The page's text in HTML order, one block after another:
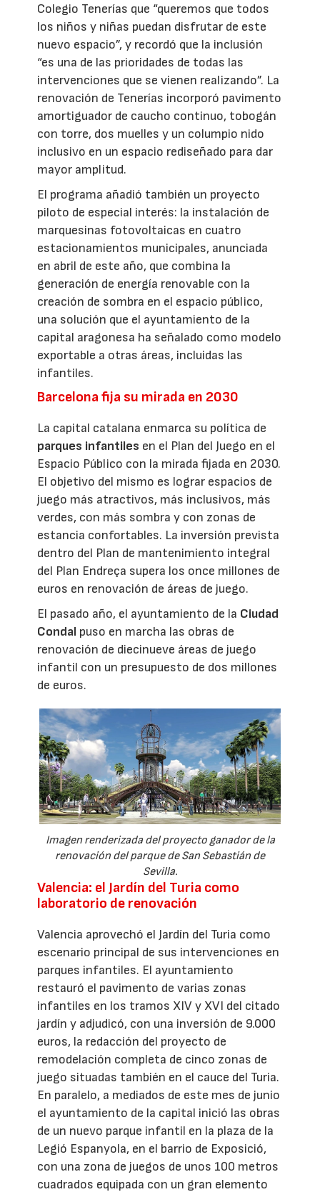
Colegio Tenerías que “queremos que todos
los niños y niñas puedan disfrutar de este
nuevo espacio”, y recordó que la inclusión
“es una de las prioridades de todas las
intervenciones que se vienen realizando”. La
renovación de Tenerías incorporó pavimento
amortiguador de caucho continuo, tobogán
con torre, dos muelles y un columpio nido
inclusivo en un espacio rediseñado para dar
mayor amplitud.
El programa añadió también un proyecto
piloto de especial interés: la instalación de
marquesinas fotovoltaicas en cuatro
estacionamientos municipales, anunciada
en abril de este año, que combina la
generación de energía renovable con la
creación de sombra en el espacio público,
una solución que el ayuntamiento de la
capital aragonesa ha señalado como modelo
exportable a otras áreas, incluidas las
infantiles.
Barcelona fija su mirada en 2030
La capital catalana enmarca su política de
parques infantiles en el Plan del Juego en el
Espacio Público con la mirada fijada en 2030.
El objetivo del mismo es lograr espacios de
juego más atractivos, más inclusivos, más
verdes, con más sombra y con zonas de
estancia confortables. La inversión prevista
dentro del Plan de mantenimiento integral
del Plan Endreça supera los once millones de
euros en renovación de áreas de juego.
El pasado año, el ayuntamiento de la Ciudad
Condal puso en marcha las obras de
renovación de diecinueve áreas de juego
infantil con un presupuesto de dos millones
de euros.
Imagen renderizada del proyecto ganador de la
renovación del parque de San Sebastián de
Sevilla.
Valencia: el Jardín del Turia como
laboratorio de renovación
Valencia aprovechó el Jardín del Turia como
escenario principal de sus intervenciones en
parques infantiles. El ayuntamiento
restauró el pavimento de varias zonas
infantiles en los tramos XIV y XVI del citado
jardín y adjudicó, con una inversión de 9.000
euros, la redacción del proyecto de
remodelación completa de cinco zonas de
juego situadas también en el cauce del Turia.
En paralelo, a mediados de este mes de junio
el ayuntamiento de la capital inició las obras
de un nuevo parque infantil en la plaza de la
Legió Espanyola, en el barrio de Exposició,
con una zona de juegos de unos 100 metros
cuadrados equipada con un gran elemento